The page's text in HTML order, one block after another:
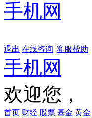
手机网
退出 在线咨询 |客服帮助
手机网
欢迎您，
首页 财经 股票 基金 黄金